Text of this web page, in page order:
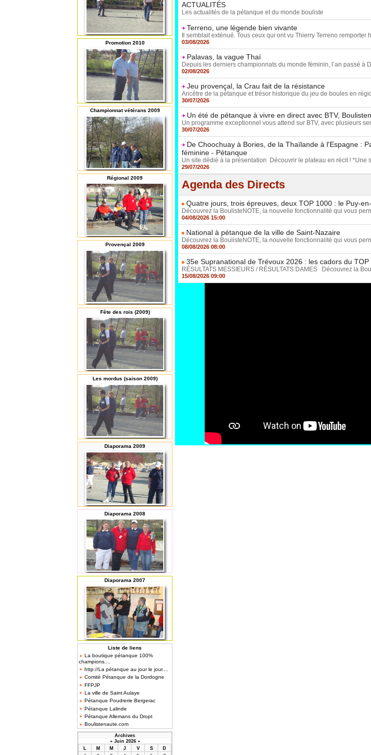
Promotion 2010
Championnat vétérans 2009
Régional 2009
Provençal 2009
Fête des rois (2009)
Les mordus (saison 2009)
Diaporama 2009
Diaporama 2008
Diaporama 2007
Liste de liens
La boutique pétanque 100%
champions....
http://La pétanque au jour le jour....
Comité Pétanque de la Dordogne
FFPJP
La ville de Saint Aulaye
Pétanque Poudrerie Bergerac
Pétanque Lalinde
Pétanque Allemans du Dropt
Boulistenaute.com
Archives
« Juin 2026 »
M M J V S
D
ACTUALITÉS
Les actualités de la pétanque et du monde bouliste
Terreno, une légende bien vivante
Il semblait exténué. Tous ceux qui ont vu Thierry Terreno remporter
03/08/2026
Palavas, la vague Thaï
Depuis les derniers championnats du monde féminin, l’an passé à
02/08/2026
Jeu provençal, la Crau fait de la résistance
Ancêtre de la pétanque et trésor historique du jeu de boules en
30/07/2026
Un été de pétanque à vivre en direct avec BTV,
Un programme exceptionnel vous attend sur BTV, avec plusieurs
30/07/2026
De Choochuay à Bories, de la Thaïlande à l'Espagne :
féminine - Pétanque
Un site dédié à la présentation Découvrir le plateau en récit ! *Une
29/07/2026
Agenda des Directs
Quatre jours, trois épreuves, deux TOP 1000 : le Puy-
Découvrez la BoulisteNOTE, la nouvelle fonctionnalité qui vous
04/08/2026 15:00
National à pétanque de la ville de Saint-Nazaire
Découvrez la BoulisteNOTE, la nouvelle fonctionnalité qui vous
08/08/2026 08:00
35e Supranational de Trévoux 2026 : les cadors du TOP
RÉSULTATS MESSIEURS / RÉSULTATS DAMES Découvrez la
15/08/2026 09:00